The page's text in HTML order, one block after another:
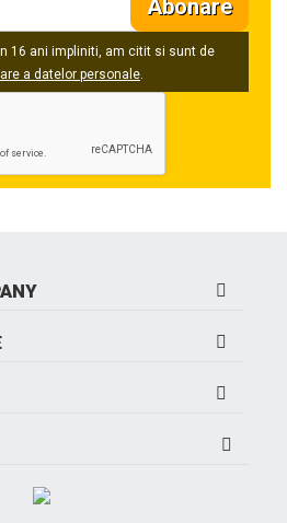
Abonare
16 ani impliniti, am citit si sunt de
a datelor personale.